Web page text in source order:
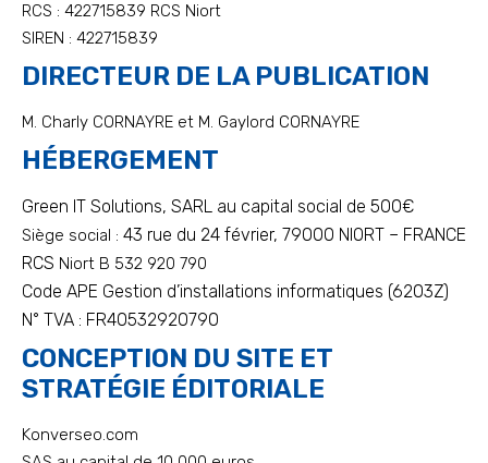
RCS : 422715839 RCS Niort
SIREN : 422715839
DIRECTEUR DE LA PUBLICATION
M. Charly CORNAYRE et M. Gaylord CORNAYRE
HÉBERGEMENT
Green IT Solutions, SARL au capital social de 500€
Siège social : 43 rue du 24 février, 79000 NIORT – FRANCE
RCS Niort B 532 920 790
Code APE Gestion d’installations informatiques (6203Z)
N° TVA : FR40532920790
CONCEPTION DU SITE ET
STRATÉGIE ÉDITORIALE
Konverseo.com